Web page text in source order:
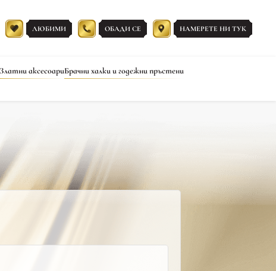
ЛЮБИМИ ОБАДИ СЕ НАМЕРЕТЕ НИ ТУК
Златни аксесоариБрачни халки и годежни пръстени